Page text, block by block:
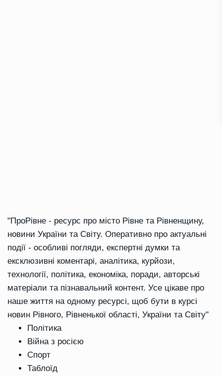
"ПроРівне - ресурс про місто Рівне та Рівненщину,
новини України та Світу. Оперативно про актуальні
події - особливі погляди, експертні думки та
ексклюзивні коментарі, аналітика, курйози,
технології, політика, економіка, поради, авторські
матеріали та пізнавальний контент. Усе цікаве про
наше життя на одному ресурсі, щоб бути в курсі
новин Рівного, Рівненької області, України та Світу"
Політика
Війна з росією
Спорт
Таблоїд